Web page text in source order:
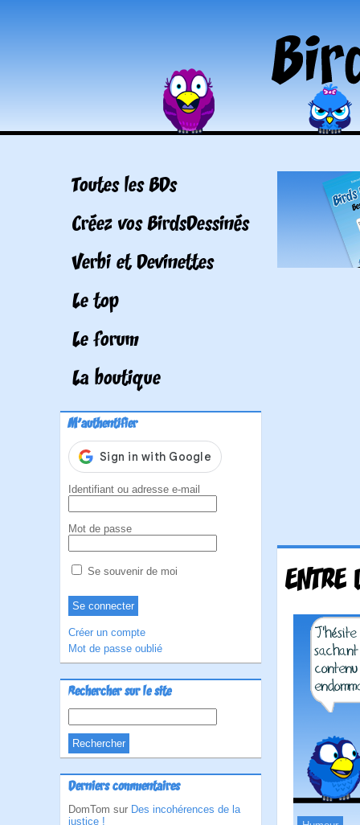
Toutes les BDs
Créez vos BirdsDessinés
Verbi et Devinettes
Le top
Le forum
La boutique
M'authentifier
Identifiant ou adresse e-mail
Mot de passe
Se souvenir de moi
Créer un compte
Mot de passe oublié
Rechercher sur le site
Derniers commentaires
DomTom sur Des incohérences de la
justice !